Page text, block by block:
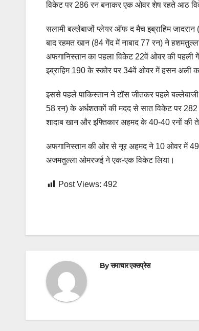
विकेट पर 286 रन बनाकर एक ओवर शेष रहते आठ
सलामी बल्‍लेबाजों प्‍लेयर ऑफ द मैच इब्राहिम
बाद रहमत खान (84 गेंद में नाबाद 77 रन) ने
अफगानिस्‍तान का पहला विकेट 22वें ओवर की पहली
इब्राहिम 190 के स्‍कोर पर 34वें ओवर में हसन अली
इससे पहले पाकिस्‍तान ने टॉस जीतकर पहले
58 रन) के अर्धशतकों की मदद से सात विकेट पर
शादाब खान और इफ्तिकार अहमद के 40-40 रनों की
अफगानिस्‍तान की ओर से नूर अहमद ने 10 ओवर में 49
अजमतुल्‍ला ओमरजई ने एक-एक विकेट लिया।
Post Views: 492
Byसमाचार एक्सप्रेस